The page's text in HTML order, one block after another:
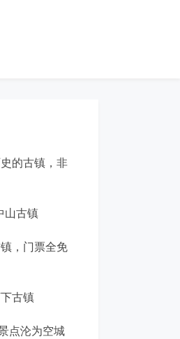
的古镇，非
山古镇
，门票全免
古镇
点沦为空城